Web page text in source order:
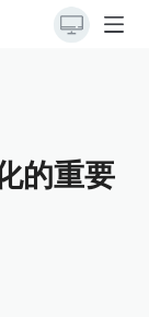
的重要